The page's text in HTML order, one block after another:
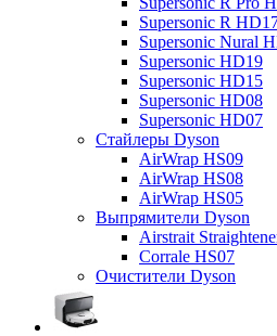
Supersonic R
Supersonic Nural
Supersonic HD19
Supersonic HD15
Supersonic HD08
Supersonic HD07
Стайлеры Dyson
AirWrap HS09
AirWrap HS08
AirWrap HS05
Выпрямители Dyson
Airstrait
Corrale HS07
Очистители Dyson